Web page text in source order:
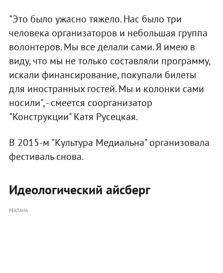
"Это было ужасно тяжело. Нас было три
человека организаторов и небольшая группа
волонтеров. Мы все делали сами. Я имею в
виду, что мы не только составляли программу,
искали финансирование, покупали билеты
для иностранных гостей. Мы и колонки сами
носили", - смеется соорганизатор
"Конструкции" Катя Русецкая.
В 2015-м "Культура Медиальна" организовала
фестиваль снова.
Идеологический айсберг
РЕКЛАМА